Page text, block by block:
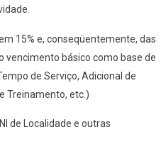
15% e, conseqüentemente, das
vencimento básico como base de
de Serviço, Adicional de
Treinamento, etc.)
de Localidade e outras